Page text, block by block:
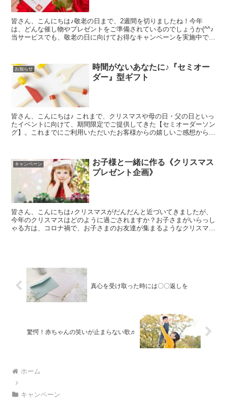
皆さん、こんにちは♪敬老の日まで、2週間を切りましたね！今年
は、どんな催し物やプレゼントをご準備されているのでしょうか(^^♪
当サービスでも、敬老の日に向けてお得なキャンペーンを実施中で
お知らせ
時間がないあなたに♪『セミオー
ダー』型ギフト
皆さん、こんにちは♪ これまで、クリスマスや母の日・父の日といっ
たイベントに向けて、期間限定でご提供してきた【セミオーダーソン
グ】。これまでにご利用いただいたお客様からの嬉しいご感想から、
キャンペーン
お子様と一緒に作る《クリスマス
プレゼント企画》
皆さん、こんにちは♪クリスマスがだんだんと近づいてきましたが、
今年のクリスマスはどのように過ごされますか？お子さまがいらっし
ゃる方は、コロナ禍で、お子さまのお友達が集まるようなクリスマス
真心を受け取った時には〇〇返しを
驚愕！赤ちゃんの笑いが止まらない歌♬
ホーム
キャンペーン